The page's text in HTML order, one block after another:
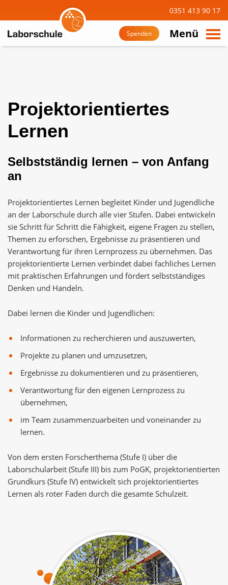
Zum
navigieren
0351 413 90 17
Spenden Menü
Projektorientiertes
Lernen
Selbstständig lernen – von Anfang
an
Projektorientiertes Lernen begleitet Kinder und Jugendliche
an der Laborschule durch alle vier Stufen. Dabei entwickeln
sie Schritt für Schritt die Fähigkeit, eigene Fragen zu stellen,
Themen zu erforschen, Ergebnisse zu präsentieren und
Verantwortung für ihren Lernprozess zu übernehmen. Das
projektorientierte Lernen verbindet dabei fachliches Lernen
mit praktischen Erfahrungen und fördert selbstständiges
Denken und Handeln.
Dabei lernen die Kinder und Jugendlichen:
Informationen zu recherchieren und auszuwerten,
Projekte zu planen und umzusetzen,
Ergebnisse zu dokumentieren und zu präsentieren,
Verantwortung für den eigenen Lernprozess zu
übernehmen,
im Team zusammenzuarbeiten und voneinander zu
lernen.
Von dem ersten Forscherthema (Stufe I) über die
Laborschularbeit (Stufe III) bis zum PoGK, projektorientierten
Grundkurs (Stufe IV) entwickelt sich projektorientiertes
Lernen als roter Faden durch die gesamte Schulzeit.